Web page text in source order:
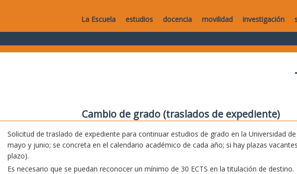
La Escuela estudios docencia movilidad investigación
Cambio de grado (traslados de expediente)
Solicitud de traslado de expediente para continuar estudios de grado en la Universidad
mayo y junio; se concreta en el calendario académico de cada año; si hay plazas
plazo).
Es necesario que se puedan reconocer un mínimo de 30 ECTS en la titulación de destino.